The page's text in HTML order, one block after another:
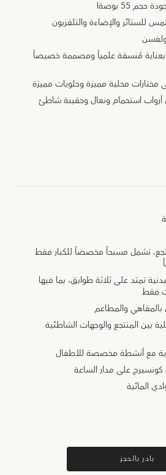
55 بوصةا
للستائر والإضاءة والتلفزيون
بعناية مُنسقة علمياً ومصممة خصيصاً
مختارات محلية مميزة وحلويات مميزة
استحمام ونعال وحقيبة شاطئ
تشمل مسبحاً مخصصاً للكبار فقط
تمتد على ثلاثة طوابق، بما فيها
فقط
والمطاعم
بين المنتجع والوجهات الشاطئية
مع أنشطة مخصصة للأطفال
على مدار الساعة
المائية
بادر بالحجز